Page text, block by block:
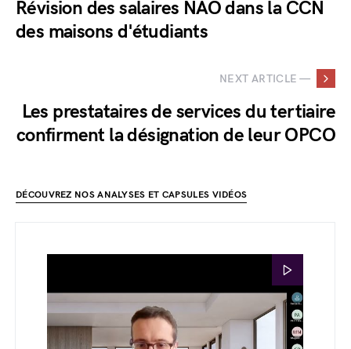
Révision des salaires NAO dans la CCN
des maisons d'étudiants
NEXT ARTICLE —
Les prestataires de services du tertiaire
confirment la désignation de leur OPCO
DÉCOUVREZ NOS ANALYSES ET CAPSULES VIDÉOS